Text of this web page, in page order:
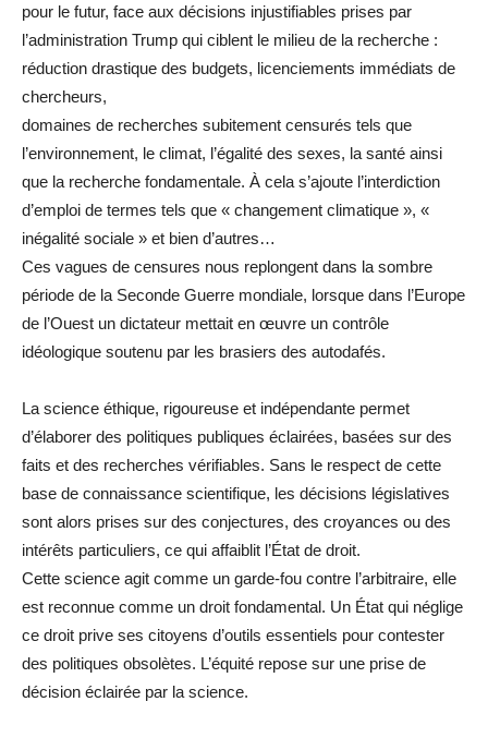
pour le futur, face aux décisions injustifiables prises par
l’administration Trump qui ciblent le milieu de la recherche :
réduction drastique des budgets, licenciements immédiats de
chercheurs,
domaines de recherches subitement censurés tels que
l’environnement, le climat, l’égalité des sexes, la santé ainsi
que la recherche fondamentale. À cela s’ajoute l’interdiction
d’emploi de termes tels que « changement climatique », «
inégalité sociale » et bien d’autres…
Ces vagues de censures nous replongent dans la sombre
période de la Seconde Guerre mondiale, lorsque dans l’Europe
de l’Ouest un dictateur mettait en œuvre un contrôle
idéologique soutenu par les brasiers des autodafés.
La science éthique, rigoureuse et indépendante permet
d’élaborer des politiques publiques éclairées, basées sur des
faits et des recherches vérifiables. Sans le respect de cette
base de connaissance scientifique, les décisions législatives
sont alors prises sur des conjectures, des croyances ou des
intérêts particuliers, ce qui affaiblit l’État de droit.
Cette science agit comme un garde-fou contre l’arbitraire, elle
est reconnue comme un droit fondamental. Un État qui néglige
ce droit prive ses citoyens d’outils essentiels pour contester
des politiques obsolètes. L’équité repose sur une prise de
décision éclairée par la science.